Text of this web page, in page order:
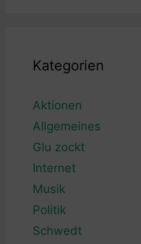
Kategorien
Aktionen
Allgemeines
Glu zockt
Internet
Musik
Politik
Schwedt